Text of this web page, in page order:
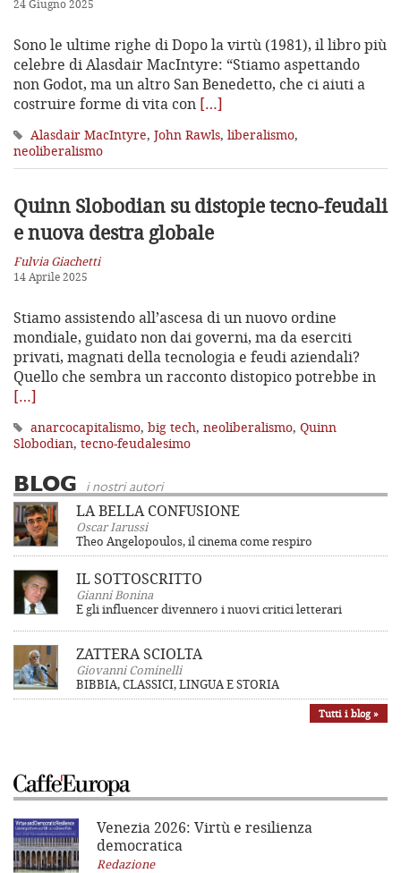
24 Giugno 2025
Sono le ultime righe di Dopo la virtù (1981), il libro più
celebre di Alasdair MacIntyre: “Stiamo aspettando
non Godot, ma un altro San Benedetto, che ci aiuti a
costruire forme di vita con […]
Alasdair MacIntyre, John Rawls, liberalismo,
neoliberalismo
Quinn Slobodian su distopie tecno-feudali
e nuova destra globale
Fulvia Giachetti
14 Aprile 2025
Stiamo assistendo all’ascesa di un nuovo ordine
mondiale, guidato non dai governi, ma da eserciti
privati, magnati della tecnologia e feudi aziendali?
Quello che sembra un racconto distopico potrebbe in
[…]
anarcocapitalismo, big tech, neoliberalismo, Quinn
Slobodian, tecno-feudalesimo
BLOG i nostri autori
LA BELLA CONFUSIONE
Oscar Iarussi
Theo Angelopoulos, il cinema come respiro
IL SOTTOSCRITTO
Gianni Bonina
E gli influencer divennero i nuovi critici letterari
ZATTERA SCIOLTA
Giovanni Cominelli
BIBBIA, CLASSICI, LINGUA E STORIA
Tutti i blog »
Venezia 2026: Virtù e resilienza
democratica
Redazione